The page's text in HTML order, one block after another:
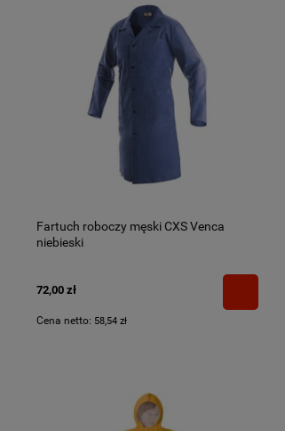
Fartuch roboczy męski CXS Venca
niebieski
72,00 zł
Cena netto: 58,54 zł